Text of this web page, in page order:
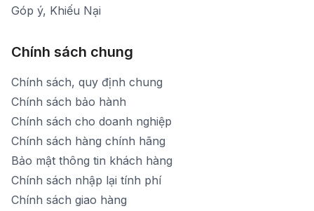
Góp ý, Khiếu Nại
Chính sách chung
Chính sách, quy định chung
Chính sách bảo hành
Chính sách cho doanh nghiệp
Chính sách hàng chính hãng
Bảo mật thông tin khách hàng
Chính sách nhập lại tính phí
Chính sách giao hàng